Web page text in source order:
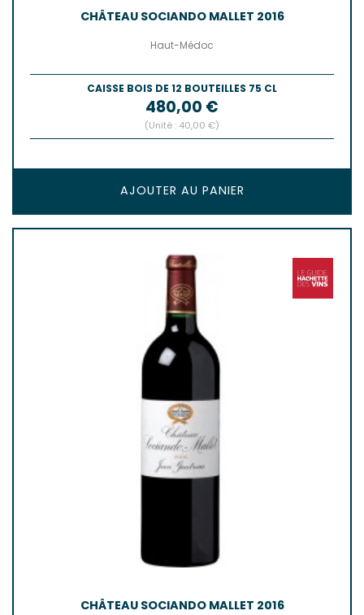
CHÂTEAU SOCIANDO MALLET 2016
Haut-Médoc
CAISSE BOIS DE 12 BOUTEILLES 75 CL
Prix
480,00 €
(Unité : 40,00 €)
AJOUTER AU PANIER
CHÂTEAU SOCIANDO MALLET 2016